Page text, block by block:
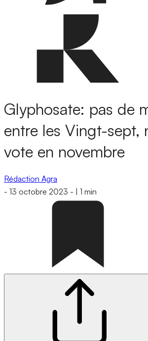
Glyphosate: pas de
entre les Vingt-sept,
vote en novembre
Rédaction Agra
- 13 octobre 2023 - 1 min